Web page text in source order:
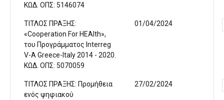
ΚΩΔ. ΟΠΣ: 5146074
ΤΙΤΛΟΣ ΠΡΑΞΗΣ:
«Cooperation For HEAlth»,
του Προγράμματος Interreg
V-A Greece-Italy 2014 - 2020.
ΚΩΔ. ΟΠΣ: 5070059
01/04/2024
ΤΙΤΛΟΣ ΠΡΑΞΗΣ: Προμήθεια
ενός ψηφιακού
27/02/2024